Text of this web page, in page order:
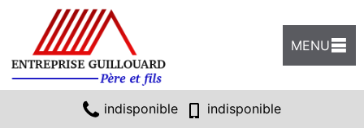
MENU
indisponible indisponible